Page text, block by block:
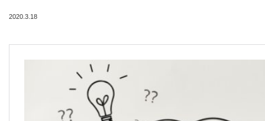
2020.3.18